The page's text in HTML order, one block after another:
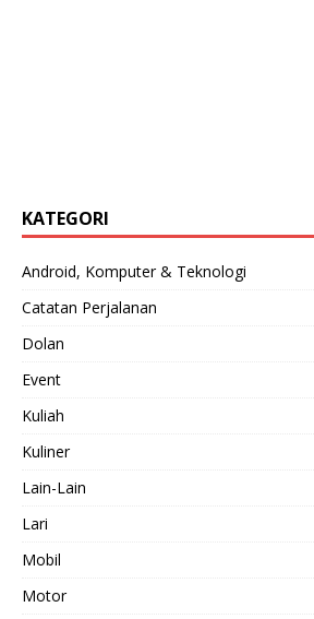
KATEGORI
Android, Komputer & Teknologi
Catatan Perjalanan
Dolan
Event
Kuliah
Kuliner
Lain-Lain
Lari
Mobil
Motor